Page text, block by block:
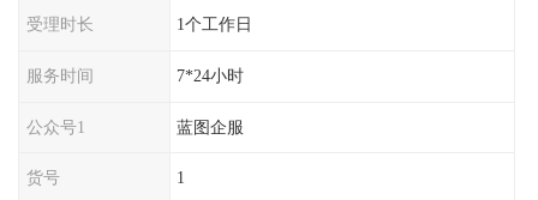
受理时长 1个工作日
服务时间 7*24小时
公众号1 蓝图企服
货号 1